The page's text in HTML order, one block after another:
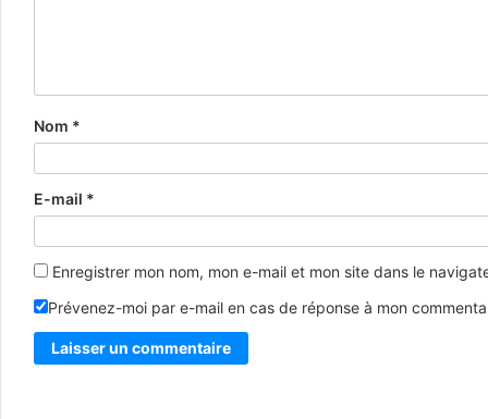
Nom *
E-mail *
Enregistrer mon nom, mon e-mail et mon site dans le
Prévenez-moi par e-mail en cas de réponse à mon